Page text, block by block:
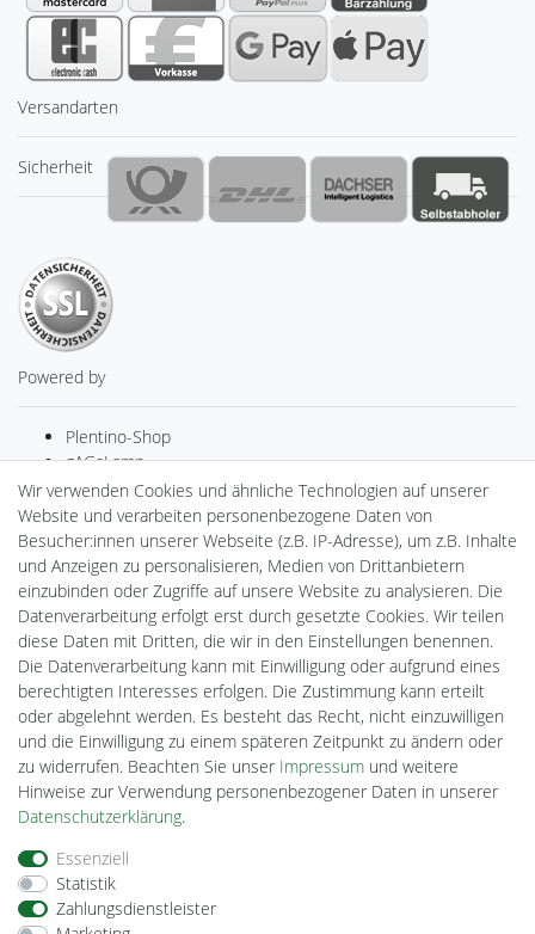
Versandarten
Sicherheit
Powered by
Plentino-Shop
gAGaLamp
Drohnenstore24
MeinUSB
Batteriespeicher
PlentiSolar
Gebrauchtlicht
Ledkauf
DEYESOLAR
Lightech Connect
CardanLight Europe
FORTIMO LEDs
Cardanlight-Shop
Wallbox24
Barrierefreiheitserklärung
Wir verwenden Cookies und ähnliche Technologien auf unserer
Website und verarbeiten personenbezogene Daten von
Besucher:innen unserer Webseite (z.B. IP-Adresse), um z.B. Inhalte
und Anzeigen zu personalisieren, Medien von Drittanbietern
einzubinden oder Zugriffe auf unsere Website zu analysieren. Die
Datenverarbeitung erfolgt erst durch gesetzte Cookies. Wir teilen
diese Daten mit Dritten, die wir in den Einstellungen benennen.
Die Datenverarbeitung kann mit Einwilligung oder aufgrund eines
berechtigten Interesses erfolgen. Die Zustimmung kann erteilt
oder abgelehnt werden. Es besteht das Recht, nicht einzuwilligen
und die Einwilligung zu einem späteren Zeitpunkt zu ändern oder
zu widerrufen. Beachten Sie unser Impressum und weitere
Hinweise zur Verwendung personenbezogener Daten in unserer
Daten­schutz­erklärung.
Essenziell
Statistik
Zahlungsdienstleister